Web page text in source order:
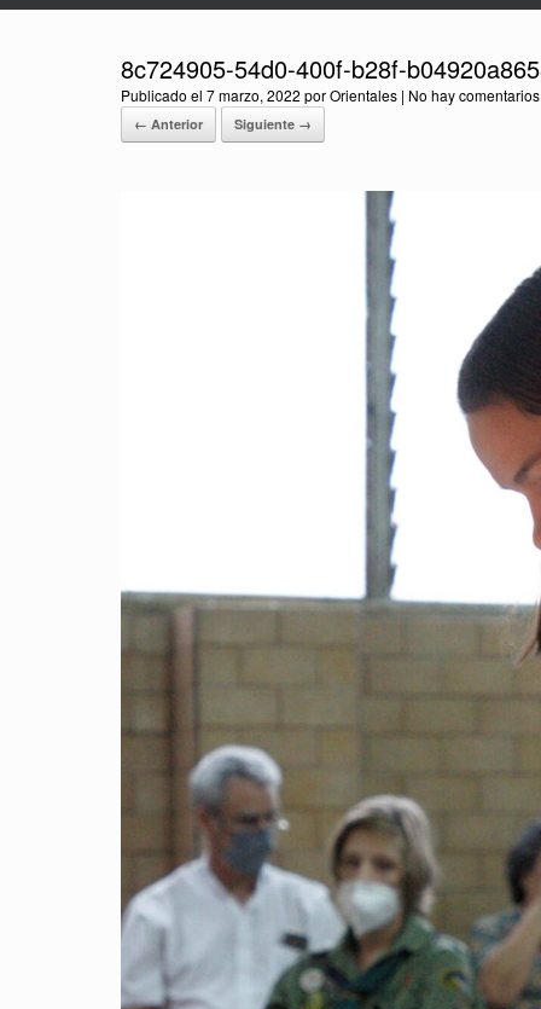
8c724905-54d0-400f-b28f-
Publicado el 7 marzo, 2022 porOrientales | No hay comentarios
← Anterior Siguiente →